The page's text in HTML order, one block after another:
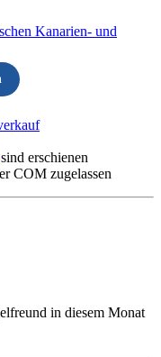
sind erschienen
COM zugelassen
in diesem Monat